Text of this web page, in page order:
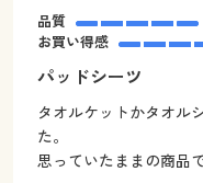
品質
お買い得感
パッドシーツ
タオルケットかタオル
た。
思っていたままの商品